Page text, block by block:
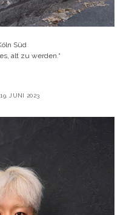
Süd
alt zu werden.“
JUNI 2023